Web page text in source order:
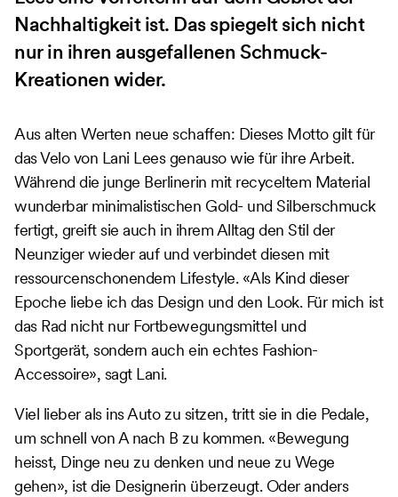
Nachhaltigkeit ist. Das spiegelt sich nicht
nur in ihren ausgefallenen Schmuck-
Kreationen wider.
Aus alten Werten neue schaffen: Dieses Motto gilt für
das Velo von Lani Lees genauso wie für ihre Arbeit.
Während die junge Berlinerin mit recyceltem Material
wunderbar minimalistischen Gold- und Silberschmuck
fertigt, greift sie auch in ihrem Alltag den Stil der
Neunziger wieder auf und verbindet diesen mit
ressourcenschonendem Lifestyle. «Als Kind dieser
Epoche liebe ich das Design und den Look. Für mich ist
das Rad nicht nur Fortbewegungsmittel und
Sportgerät, sondern auch ein echtes Fashion-
Accessoire», sagt Lani.
Viel lieber als ins Auto zu sitzen, tritt sie in die Pedale,
um schnell von A nach B zu kommen. «Bewegung
heisst, Dinge neu zu denken und neue zu Wege
gehen», ist die Designerin überzeugt. Oder anders